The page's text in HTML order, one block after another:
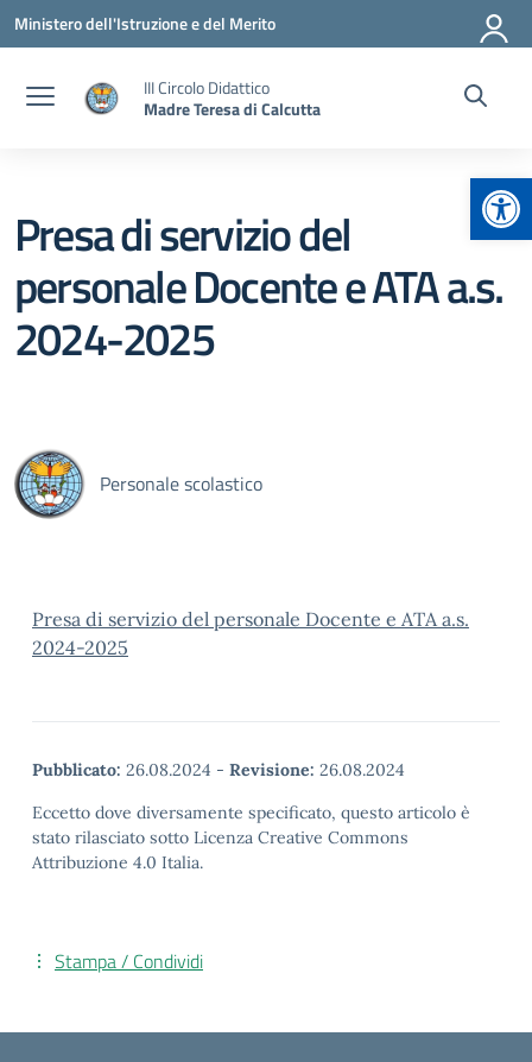
Vai ai contenuti
Vai al menu di navigazione
Vai al footer
Ministero dell'Istruzione e del Merito
III Circolo Didattico
Madre Teresa di Calcutta
Presa di servizio del
personale Docente e ATA a.s.
2024-2025
Personale scolastico
Presa di servizio del personale Docente e ATA a.s.
2024-2025
Pubblicato: 26.08.2024 - Revisione: 26.08.2024
Eccetto dove diversamente specificato, questo articolo è
stato rilasciato sotto Licenza Creative Commons
Attribuzione 4.0 Italia.
Stampa / Condividi